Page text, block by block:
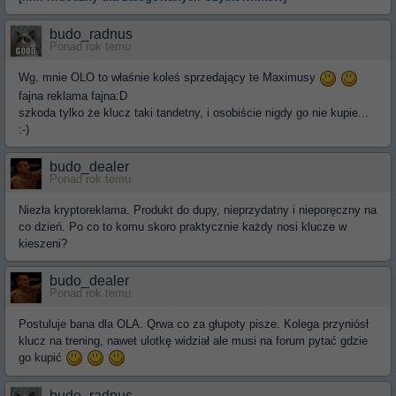
budo_radnus
Ponad rok temu
Wg. mnie OLO to właśnie koleś sprzedający te Maximusy
fajna reklama fajna:D
szkoda tylko że klucz taki tandetny, i osobiście nigdy go nie kupie...
:-)
budo_dealer
Ponad rok temu
Niezła kryptoreklama. Produkt do dupy, nieprzydatny i nieporęczny na
co dzień. Po co to komu skoro praktycznie każdy nosi klucze w
kieszeni?
budo_dealer
Ponad rok temu
Postuluje bana dla OLA. Qrwa co za głupoty pisze. Kolega przyniósł
klucz na trening, nawet ulotkę widział ale musi na forum pytać gdzie
go kupić